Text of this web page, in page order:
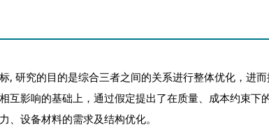
究的目的是综合三者之间的关系进行整体优化，进而
影响的基础上，通过假定提出了在质量、成本约束下
设备材料的需求及结构优化。